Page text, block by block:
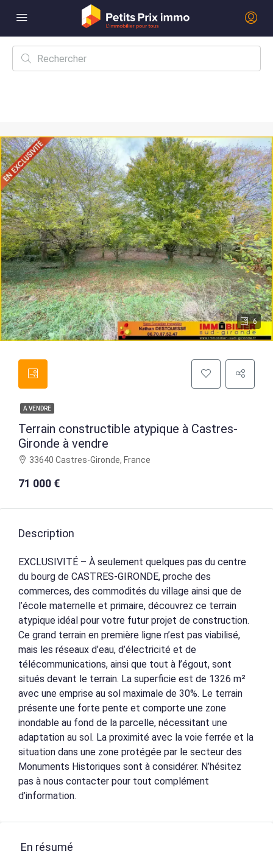
6
A VENDRE
Terrain constructible atypique à Castres-
Gironde à vendre
33640 Castres-Gironde, France
71 000 €
Description
EXCLUSIVITÉ – À seulement quelques pas du centre
du bourg de CASTRES-GIRONDE, proche des
commerces, des commodités du village ainsi que de
l’école maternelle et primaire, découvrez ce terrain
atypique idéal pour votre futur projet de construction.
Ce grand terrain en première ligne n’est pas viabilisé,
mais les réseaux d’eau, d’électricité et de
télécommunications, ainsi que tout à l’égout, sont
situés devant le terrain. La superficie est de 1326 m²
avec une emprise au sol maximale de 30%. Le terrain
présente une forte pente et comporte une zone
inondable au fond de la parcelle, nécessitant une
adaptation au sol. La proximité avec la voie ferrée et la
situation dans une zone protégée par le secteur des
Monuments Historiques sont à considérer. N’hésitez
pas à nous contacter pour tout complément
d’information.
En résumé